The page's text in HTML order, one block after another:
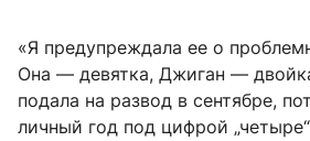
«Я предупреждала ее о
Она — девятка, Джиган —
подала на развод в сентябре,
личный год под цифрой